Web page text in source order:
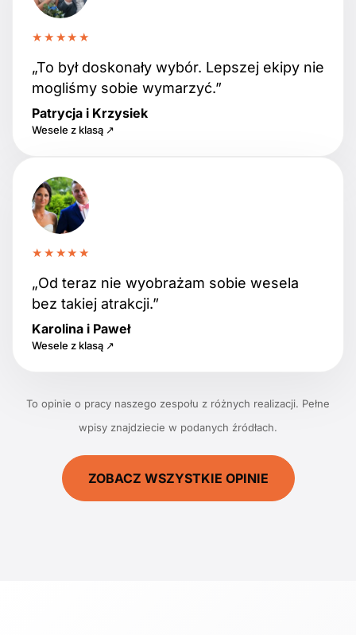
★★★★★
„To był doskonały wybór. Lepszej ekipy nie
mogliśmy sobie wymarzyć.”
Patrycja i Krzysiek
Wesele z klasą ↗
★★★★★
„Od teraz nie wyobrażam sobie wesela
bez takiej atrakcji.”
Karolina i Paweł
Wesele z klasą ↗
To opinie o pracy naszego zespołu z różnych realizacji. Pełne
wpisy znajdziecie w podanych źródłach.
ZOBACZ WSZYSTKIE OPINIE